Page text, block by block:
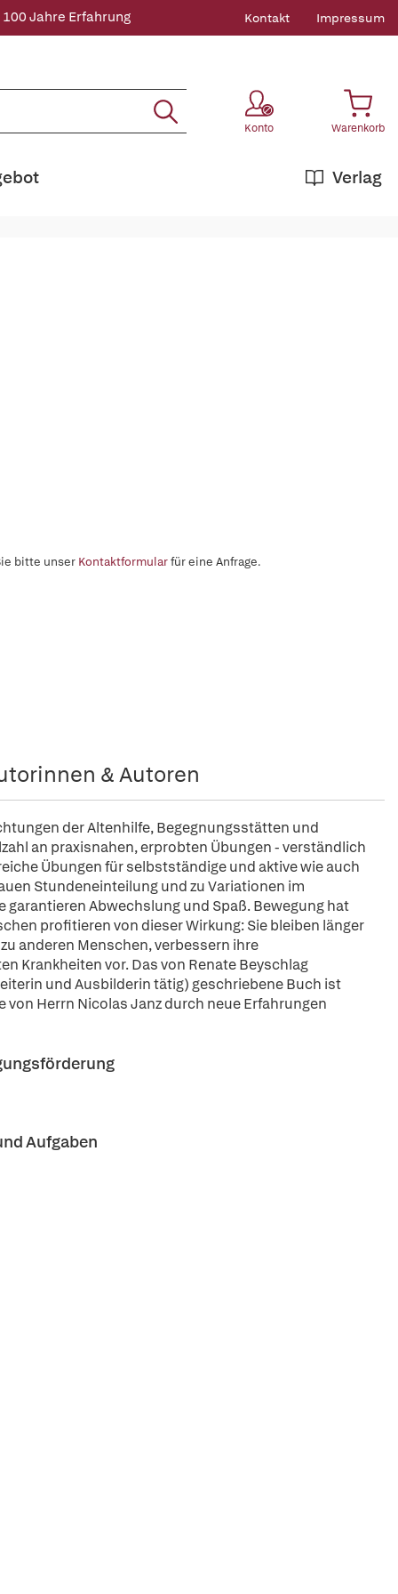
100 Jahre Erfahrung Kontakt Impressum
Konto Warenkorb
Verlag
bitte unser Kontaktformularfür eine Anfrage.
& Autoren
der Altenhilfe, Begegnungsstätten und
an praxisnahen, erprobten Übungen - verständlich
Übungen für selbstständige und aktive wie auch
Stundeneinteilung und zu Variationen im
Abwechslung und Spaß. Bewegung hat
profitieren von dieser Wirkung: Sie bleiben länger
anderen Menschen, verbessern ihre
Krankheiten vor. Das von Renate Beyschlag
und Ausbilderin tätig) geschriebene Buch ist
Herrn Nicolas Janz durch neue Erfahrungen
Aufgaben